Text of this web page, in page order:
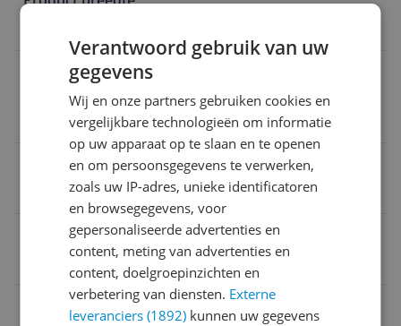
Verpakkingsinhoud
Smartwatch / armband / Snelstartgids / Draadloze o
Product hoogte
8806097481201
Aansluitingen
Verantwoord gebruik van uw
gegevens
Wij en onze partners gebruiken cookies en
vergelijkbare technologieën om informatie
op uw apparaat op te slaan en te openen
en om persoonsgegevens te verwerken,
zoals uw IP-adres, unieke identificatoren
en browsegegevens, voor
gepersonaliseerde advertenties en
content, meting van advertenties en
content, doelgroepinzichten en
verbetering van diensten. Externe
leveranciers (1892) kunnen uw gegevens